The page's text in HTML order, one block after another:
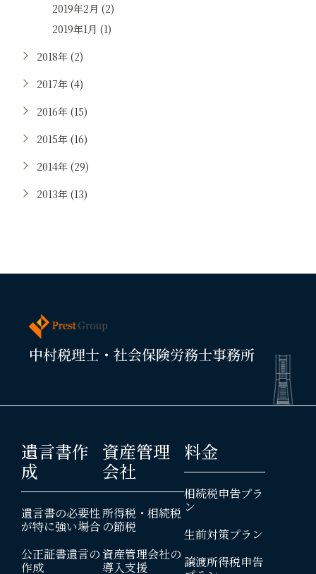
2019年2月 (2)
2019年1月 (1)
2018年 (2)
2017年 (4)
2016年 (15)
2015年 (16)
2014年 (29)
2013年 (13)
遺言書作
成
遺言書の必要性
が特に強い場合
公正証書遺言の
作成
資産管理
会社
所得税・相続税
の節税
資産管理会社の
導入支援
料金
相続税申告プラ
ン
生前対策プラン
譲渡所得税申告